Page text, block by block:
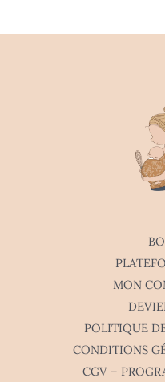
MON
POLITIQUE
CONDITIONS
CGV –